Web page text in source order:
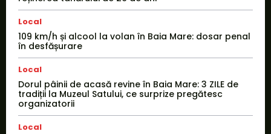
Local
109 km/h și alcool la volan în Baia Mare: dosar penal
în desfășurare
Local
Dorul pâinii de acasă revine în Baia Mare: 3 ZILE de
tradiții la Muzeul Satului, ce surprize pregătesc
organizatorii
Local